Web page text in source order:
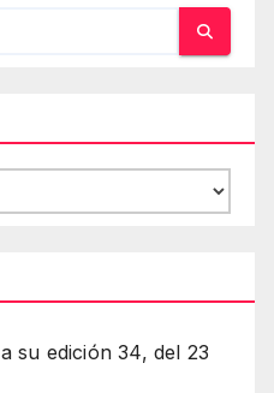
su edición 34, del 23